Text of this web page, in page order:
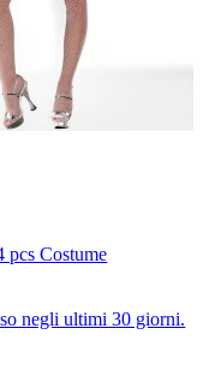
pcs Costume
negli ultimi 30 giorni.